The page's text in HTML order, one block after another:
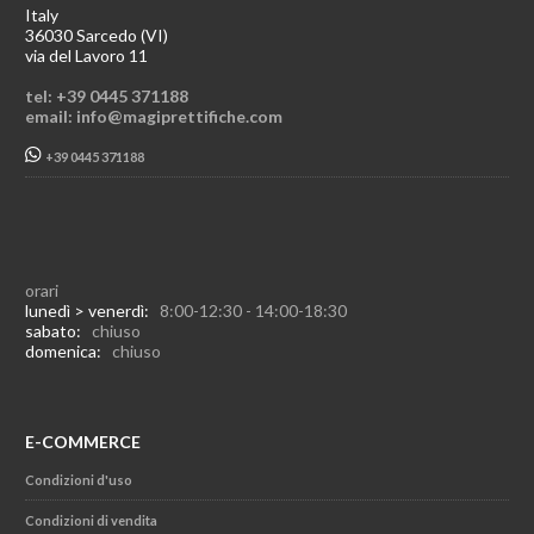
Italy
36030 Sarcedo (VI)
via del Lavoro 11
tel: +39 0445 371188
email: info@magiprettifiche.com
+39 0445 371188
orari
lunedì > venerdì: 8:00-12:30 - 14:00-18:30
sabato: chiuso
domenica: chiuso
E-COMMERCE
Condizioni d'uso
Condizioni di vendita